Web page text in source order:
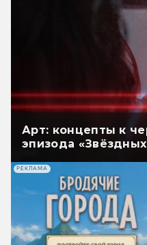
Арт: концепты к
эпизода
РЕКЛАМА